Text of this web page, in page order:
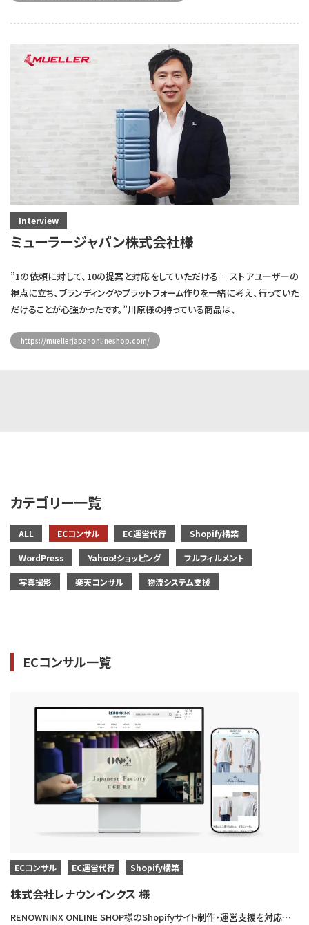
Interview
ミューラージャパン株式会社様
”1の依頼に対して、10の提案と対応をしていただける… ストアユーザーの
視点に立ち、ブランディングやプラットフォーム作りを一緒に考え、行っていた
だけることが心強かったです。”川原様の持っている商品は、
https://muellerjapanonlineshop.com/
カテゴリー一覧
ALL ECコンサル EC運営代行 Shopify構築
WordPress Yahoo!ショッピング フルフィルメント
写真撮影 楽天コンサル 物流システム支援
ECコンサル一覧
株式会社レナウンインクス 様
ECコンサル EC運営代行 Shopify構築
RENOWNINX ONLINE SHOP様のShopifyサイト制作・運営支援を対応させていただきました。